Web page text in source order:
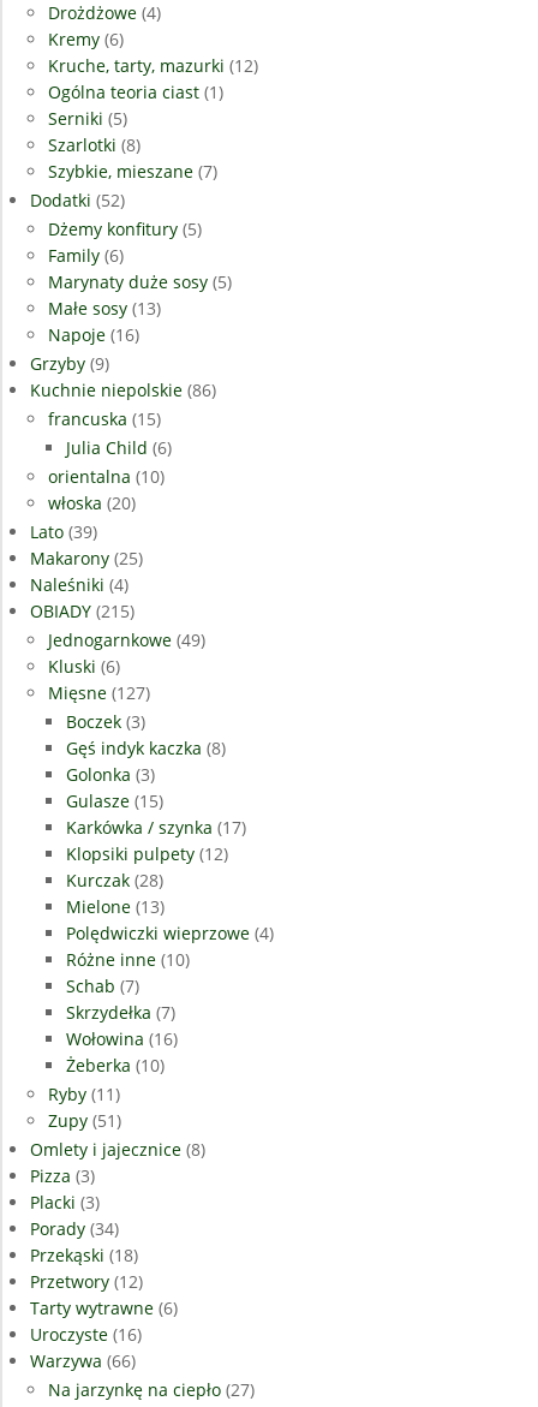
Drożdżowe (4)
Kremy (6)
Kruche, tarty, mazurki (12)
Ogólna teoria ciast (1)
Serniki (5)
Szarlotki (8)
Szybkie, mieszane (7)
Dodatki (52)
Dżemy konfitury (5)
Family (6)
Marynaty duże sosy (5)
Małe sosy (13)
Napoje (16)
Grzyby (9)
Kuchnie niepolskie (86)
francuska (15)
Julia Child (6)
orientalna (10)
włoska (20)
Lato (39)
Makarony (25)
Naleśniki (4)
OBIADY (215)
Jednogarnkowe (49)
Kluski (6)
Mięsne (127)
Boczek (3)
Gęś indyk kaczka (8)
Golonka (3)
Gulasze (15)
Karkówka / szynka (17)
Klopsiki pulpety (12)
Kurczak (28)
Mielone (13)
Polędwiczki wieprzowe (4)
Różne inne (10)
Schab (7)
Skrzydełka (7)
Wołowina (16)
Żeberka (10)
Ryby (11)
Zupy (51)
Omlety i jajecznice (8)
Pizza (3)
Placki (3)
Porady (34)
Przekąski (18)
Przetwory (12)
Tarty wytrawne (6)
Uroczyste (16)
Warzywa (66)
Na jarzynkę na ciepło (27)